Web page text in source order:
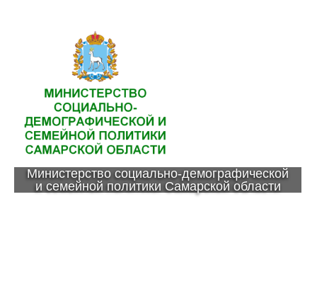
Министерство социально-демографической
и семейной политики Самарской области